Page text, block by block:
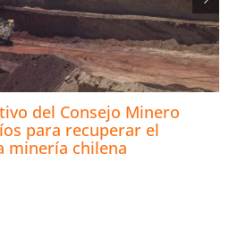
del Consejo Minero
para recuperar el
minería chilena